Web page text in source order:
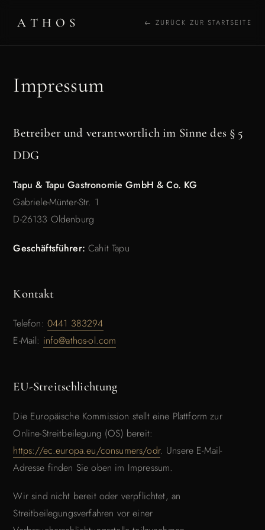
ATHOS ← ZURÜCK ZUR STARTSEITE
Impressum
Betreiber und verantwortlich im Sinne des § 5
DDG
Tapu & Tapu Gastronomie GmbH & Co. KG
Gabriele-Münter-Str. 1
D-26133 Oldenburg
Geschäftsführer: Cahit Tapu
Kontakt
Telefon: 0441 383294
E-Mail: info@athos-ol.com
EU-Streitschlichtung
Die Europäische Kommission stellt eine Plattform zur
Online-Streitbeilegung (OS) bereit:
https://ec.europa.eu/consumers/odr. Unsere E-Mail-
Adresse finden Sie oben im Impressum.
Wir sind nicht bereit oder verpflichtet, an
Streitbeilegungsverfahren vor einer